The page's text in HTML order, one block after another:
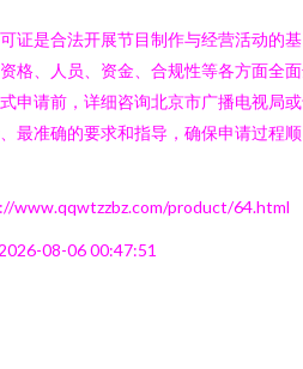
证是合法开展节目制作与经营活动的基
格、人员、资金、合规性等各方面全
申请前，详细咨询北京市广播电视局
最准确的要求和指导，确保申请过程顺
www.qqwtzzbz.com/product/64.html
08-06 00:47:51